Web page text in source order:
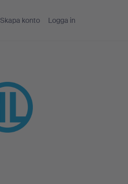
Skapa konto Logga in